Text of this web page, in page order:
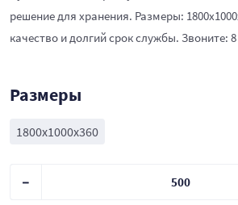
решение для хранения. Размеры:
качество и долгий срок службы. Звоните: 8
Размеры
1800x1000x360